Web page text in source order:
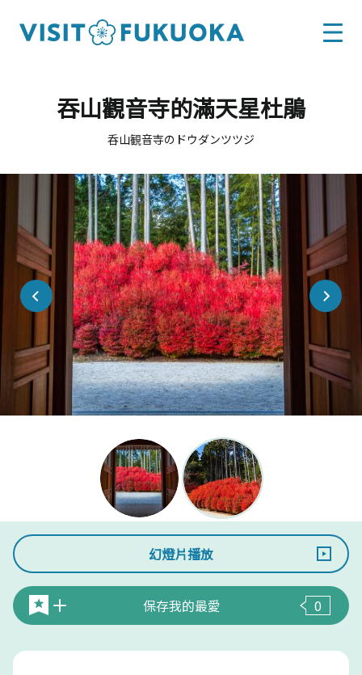
吞山觀音寺的滿天星杜鵑
呑山観音寺のドウダンツツジ
幻燈片播放
保存我的最愛 0